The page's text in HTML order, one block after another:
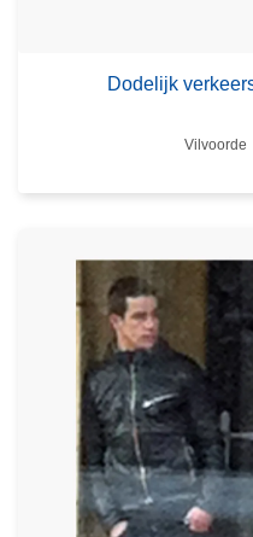
Dodelijk
Plaats
Vilvoorde